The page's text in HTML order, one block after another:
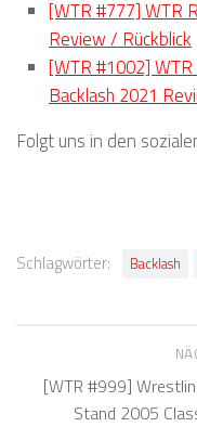
[WTR #777] WTR
Review / Rückblick
[WTR #1002]
Backlash 2021
Folgt uns in den
Schlagwörter: Backlash
[WTR #999]
Stand 2005